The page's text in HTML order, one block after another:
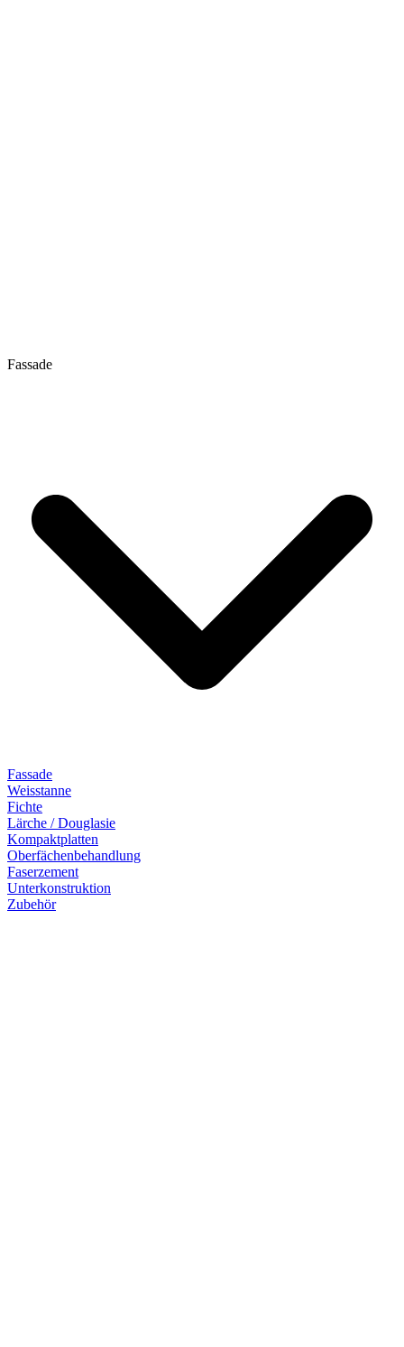
Fassade
Fassade
Weisstanne
Fichte
Lärche / Douglasie
Kompaktplatten
Oberfächenbehandlung
Faserzement
Unterkonstruktion
Zubehör